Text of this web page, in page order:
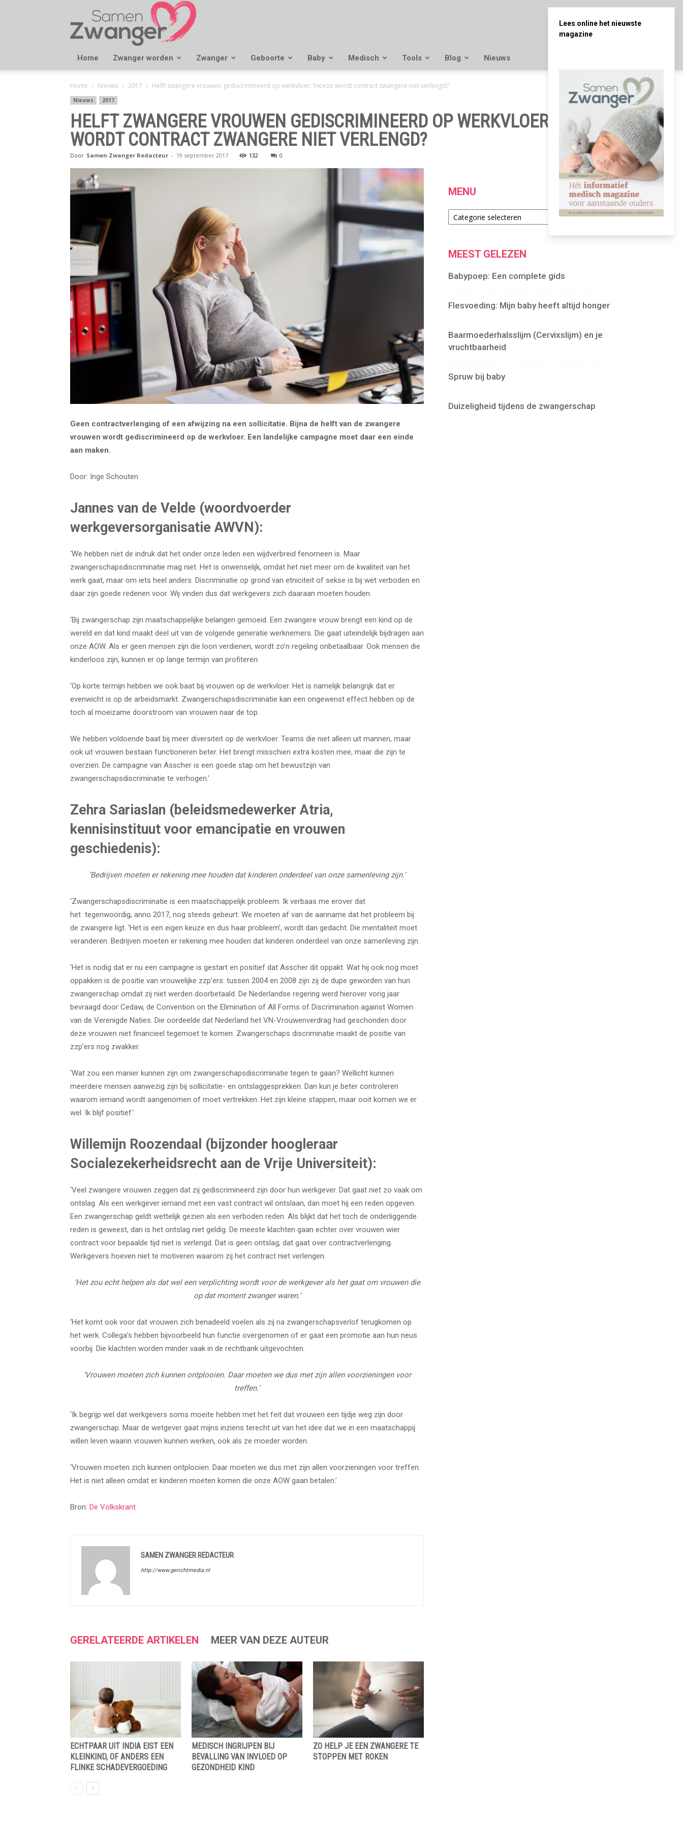
Samen
Zwanger
Home Zwanger worden Zwanger Geboorte Baby Medisch Tools Blog Nieuws
Home Nieuws 2017 Helft zwangere vrouwen gediscrimineerd op werkvloer: ‘Hoezo wordt contract zwangere niet verlengd?
Nieuws 2017
HELFT ZWANGERE VROUWEN GEDISCRIMINEERD OP WERKVLOER: ‘HOEZO
WORDT CONTRACT ZWANGERE NIET VERLENGD?
Door Samen Zwanger Redacteur - 19 september 2017 132 0
Geen contractverlenging of een afwijzing na een sollicitatie. Bijna de helft van de zwangere
vrouwen wordt gediscrimineerd op de werkvloer. Een landelijke campagne moet daar een einde
aan maken.
Door: Inge Schouten
Jannes van de Velde (woordvoerder
werkgeversorganisatie AWVN):
‘We hebben niet de indruk dat het onder onze leden een wijdverbreid fenomeen is. Maar
zwangerschapsdiscriminatie mag niet. Het is onwenselijk, omdat het niet meer om de kwaliteit van het
werk gaat, maar om iets heel anders. Discriminatie op grond van etniciteit of sekse is bij wet verboden en
daar zijn goede redenen voor. Wij vinden dus dat werkgevers zich daaraan moeten houden.
‘Bij zwangerschap zijn maatschappelijke belangen gemoeid. Een zwangere vrouw brengt een kind op de
wereld en dat kind maakt deel uit van de volgende generatie werknemers. Die gaat uiteindelijk bijdragen aan
onze AOW. Als er geen mensen zijn die loon verdienen, wordt zo’n regeling onbetaalbaar. Ook mensen die
kinderloos zijn, kunnen er op lange termijn van profiteren.
‘Op korte termijn hebben we ook baat bij vrouwen op de werkvloer. Het is namelijk belangrijk dat er
evenwicht is op de arbeidsmarkt. Zwangerschapsdiscriminatie kan een ongewenst effect hebben op de
toch al moeizame doorstroom van vrouwen naar de top.
We hebben voldoende baat bij meer diversiteit op de werkvloer. Teams die niet alleen uit mannen, maar
ook uit vrouwen bestaan functioneren beter. Het brengt misschien extra kosten mee, maar die zijn te
overzien. De campagne van Asscher is een goede stap om het bewustzijn van
zwangerschapsdiscriminatie te verhogen.’
Zehra Sariaslan (beleidsmedewerker Atria,
kennisinstituut voor emancipatie en vrouwen
geschiedenis):
‘Bedrijven moeten er rekening mee houden dat kinderen onderdeel van onze samenleving zijn.’
‘Zwangerschapsdiscriminatie is een maatschappelijk probleem. Ik verbaas me erover dat
het tegenwoordig, anno 2017, nog steeds gebeurt. We moeten af van de aanname dat het probleem bij
de zwangere ligt. ‘Het is een eigen keuze en dus haar probleem’, wordt dan gedacht. Die mentaliteit moet
veranderen. Bedrijven moeten er rekening mee houden dat kinderen onderdeel van onze samenleving zijn.
‘Het is nodig dat er nu een campagne is gestart en positief dat Asscher dit oppakt. Wat hij ook nog moet
oppakken is de positie van vrouwelijke zzp’ers: tussen 2004 en 2008 zijn zij de dupe geworden van hun
zwangerschap omdat zij niet werden doorbetaald. De Nederlandse regering werd hierover vorig jaar
bevraagd door Cedaw, de Convention on the Elimination of All Forms of Discrimination against Women
van de Verenigde Naties. Die oordeelde dat Nederland het VN-Vrouwenverdrag had geschonden door
deze vrouwen niet financieel tegemoet te komen. Zwangerschaps discriminatie maakt de positie van
zzp’ers nog zwakker.
‘Wat zou een manier kunnen zijn om zwangerschapsdiscriminatie tegen te gaan? Wellicht kunnen
meerdere mensen aanwezig zijn bij sollicitatie- en ontslaggesprekken. Dan kun je beter controleren
waarom iemand wordt aangenomen of moet vertrekken. Het zijn kleine stappen, maar ooit komen we er
wel. Ik blijf positief.’
Willemijn Roozendaal (bijzonder hoogleraar
Socialezekerheidsrecht aan de Vrije Universiteit):
‘Veel zwangere vrouwen zeggen dat zij gediscrimineerd zijn door hun werkgever. Dat gaat niet zo vaak om
ontslag. Als een werkgever iemand met een vast contract wil ontslaan, dan moet hij een reden opgeven.
Een zwangerschap geldt wettelijk gezien als een verboden reden. Als blijkt dat het toch de onderliggende
reden is geweest, dan is het ontslag niet geldig. De meeste klachten gaan echter over vrouwen wier
contract voor bepaalde tijd niet is verlengd. Dat is geen ontslag, dat gaat over contractverlenging.
Werkgevers hoeven niet te motiveren waarom zij het contract niet verlengen.
‘Het zou echt helpen als dat wel een verplichting wordt voor de werkgever als het gaat om vrouwen die
op dat moment zwanger waren.’
‘Het komt ook voor dat vrouwen zich benadeeld voelen als zij na zwangerschapsverlof terugkomen op
het werk. Collega’s hebben bijvoorbeeld hun functie overgenomen of er gaat een promotie aan hun neus
voorbij. Die klachten worden minder vaak in de rechtbank uitgevochten.
‘Vrouwen moeten zich kunnen ontplooien. Daar moeten we dus met zijn allen voorzieningen voor
treffen.’
‘Ik begrijp wel dat werkgevers soms moeite hebben met het feit dat vrouwen een tijdje weg zijn door
zwangerschap. Maar de wetgever gaat mijns inziens terecht uit van het idee dat we in een maatschappij
willen leven waarin vrouwen kunnen werken, ook als ze moeder worden.
‘Vrouwen moeten zich kunnen ontplooien. Daar moeten we dus met zijn allen voorzieningen voor treffen.
Het is niet alleen omdat er kinderen moeten komen die onze AOW gaan betalen.’
Bron: De Volkskrant
SAMEN ZWANGER REDACTEUR
http://www.gerichtmedia.nl
GERELATEERDE ARTIKELEN MEER VAN DEZE AUTEUR
ECHTPAAR UIT INDIA EIST EEN
KLEINKIND, OF ANDERS EEN
FLINKE SCHADEVERGOEDING
MEDISCH INGRIJPEN BIJ
BEVALLING VAN INVLOED OP
GEZONDHEID KIND
ZO HELP JE EEN ZWANGERE TE
STOPPEN MET ROKEN
MENU
Menu
MEEST GELEZEN
Babypoep: Een complete gids
Flesvoeding: Mijn baby heeft altijd honger
Baarmoederhalsslijm (Cervixslijm) en je
vruchtbaarheid
Spruw bij baby
Duizeligheid tijdens de zwangerschap
Lees online het nieuwste
magazine